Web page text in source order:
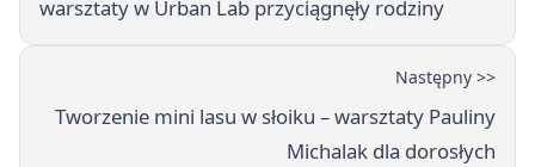
warsztaty w Urban Lab przyciągnęły rodziny
Następny >>
Tworzenie mini lasu w słoiku – warsztaty Pauliny
Michalak dla dorosłych